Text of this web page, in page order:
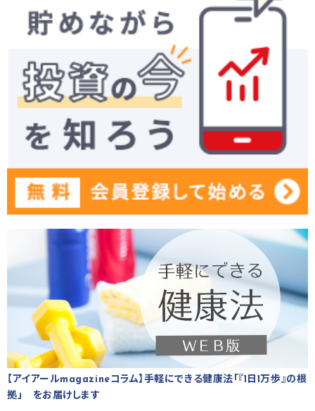
【アイアールmagazineコラム】手軽にできる健康法「『1日1万歩』の根
拠」 をお届けします